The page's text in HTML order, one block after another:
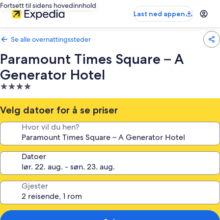
Fortsett til sidens hovedinnhold
Last ned appen
Se alle overnattingssteder
Paramount Times Square – A
Generator Hotel
Overnattingssted
med
4.0
stjerner
Velg datoer for å se priser
Hvor vil du hen?
Datoer
Gjester